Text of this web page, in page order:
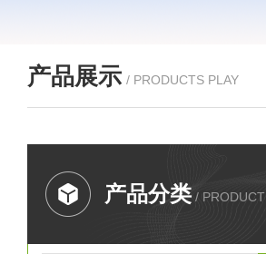
产品展示 / PRODUCTS PLAY
产品分类 / PRODUCT